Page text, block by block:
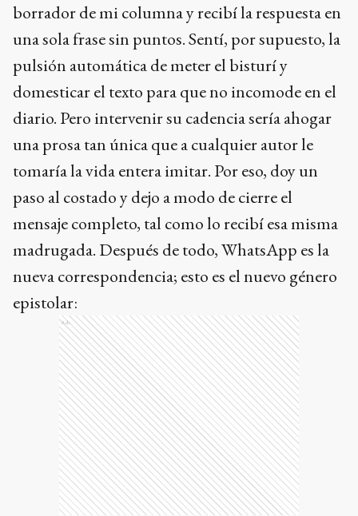
borrador de mi columna y recibí la respuesta en
una sola frase sin puntos. Sentí, por supuesto, la
pulsión automática de meter el bisturí y
domesticar el texto para que no incomode en el
diario. Pero intervenir su cadencia sería ahogar
una prosa tan única que a cualquier autor le
tomaría la vida entera imitar. Por eso, doy un
paso al costado y dejo a modo de cierre el
mensaje completo, tal como lo recibí esa misma
madrugada. Después de todo, WhatsApp es la
nueva correspondencia; esto es el nuevo género
epistolar:
Ads